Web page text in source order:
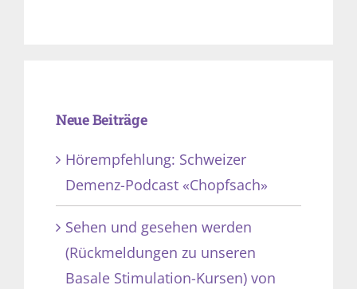
Neue Beiträge
Hörempfehlung: Schweizer
Demenz-Podcast «Chopfsach»
Sehen und gesehen werden
(Rückmeldungen zu unseren
Basale Stimulation-Kursen) von